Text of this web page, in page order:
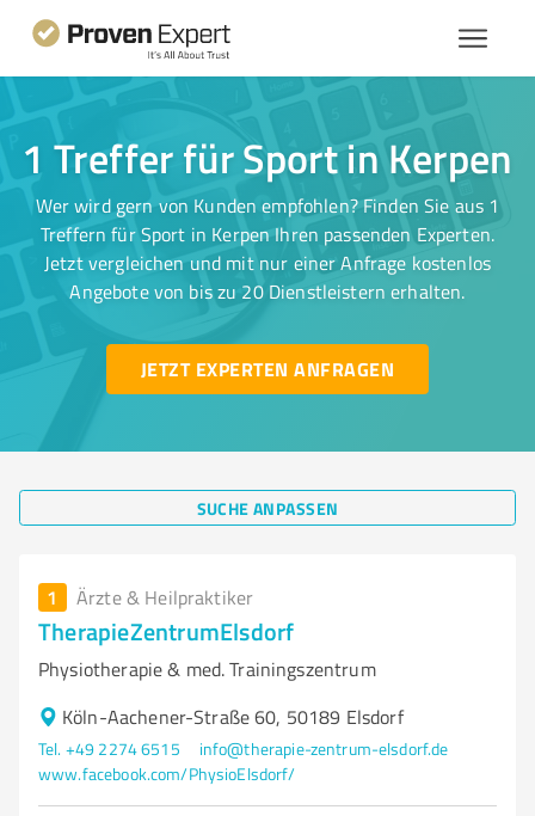
1 Treffer für Sport in Kerpen
Wer wird gern von Kunden empfohlen? Finden Sie aus 1
Treffern für Sport in Kerpen Ihren passenden Experten.
Jetzt vergleichen und mit nur einer Anfrage kostenlos
Angebote von bis zu 20 Dienstleistern erhalten.
JETZT EXPERTEN ANFRAGEN
SUCHE ANPASSEN
1 Ärzte & Heilpraktiker
TherapieZentrumElsdorf
Physiotherapie & med. Trainingszentrum
Köln-Aachener-Straße 60, 50189 Elsdorf
Tel. +49 2274 6515
info@therapie-zentrum-elsdorf.de
www.facebook.com/PhysioElsdorf/